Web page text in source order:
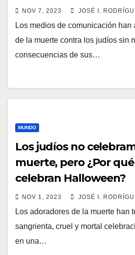
NOV 7, 2023 JOSÉ I.
Los medios de comunicación han
de la muerte contra los judíos sin
consecuencias de sus…
MUNDO
Los judíos no
muerte, pero ¿Por
celebran Halloween?
NOV 1, 2023 JOSÉ I.
Los adoradores de la muerte han
sangrienta, cruel y mortal
en una…